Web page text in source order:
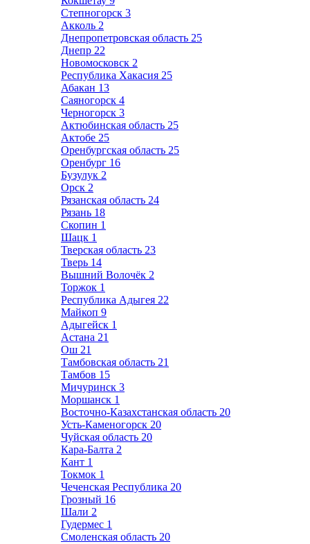
Степногорск 3
Акколь 2
Днепропетровская область 25
Днепр 22
Новомосковск 2
Республика Хакасия 25
Абакан 13
Саяногорск 4
Черногорск 3
Актюбинская область 25
Актобе 25
Оренбургская область 25
Оренбург 16
Бузулук 2
Орск 2
Рязанская область 24
Рязань 18
Скопин 1
Шацк 1
Тверская область 23
Тверь 14
Вышний Волочёк 2
Торжок 1
Республика Адыгея 22
Майкоп 9
Адыгейск 1
Астана 21
Ош 21
Тамбовская область 21
Тамбов 15
Мичуринск 3
Моршанск 1
Восточно-Казахстанская область 20
Усть-Каменогорск 20
Чуйская область 20
Кара-Балта 2
Кант 1
Токмок 1
Чеченская Республика 20
Грозный 16
Шали 2
Гудермес 1
Смоленская область 20